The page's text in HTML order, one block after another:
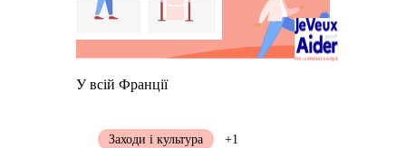
У всій Франції
Заходи і культура
+1